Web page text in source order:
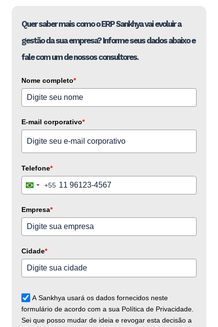
Quer saber mais como o ERP Sankhya vai evoluir a
gestão da sua empresa? Informe seus dados abaixo e
fale com um de nossos consultores.
Nome completo*
E-mail corporativo*
Telefone*
Brazil+55
Empresa*
Cidade*
A Sankhya usará os dados fornecidos neste
formulário de acordo com a sua Política de Privacidade.
Sei que posso mudar de ideia e revogar esta decisão a